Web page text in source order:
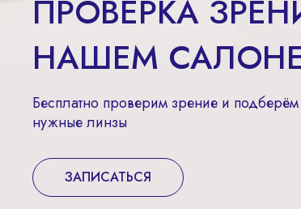
ПРОВЕРКА
НАШЕМ
Бесплатно проверим зрение и подберём
нужные линзы
ЗАПИСАТЬСЯ